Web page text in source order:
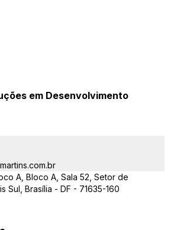
em Desenvolvimento
A, Bloco A, Sala 52, Setor de
Sul, Brasília - DF - 71635-160